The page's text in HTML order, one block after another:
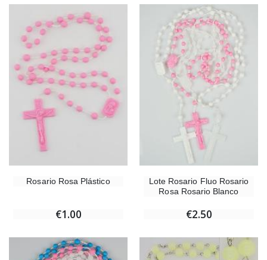
Rosario Rosa Plástico
€1.00
Lote Rosario Fluo Rosario
Rosa Rosario Blanco
€2.50